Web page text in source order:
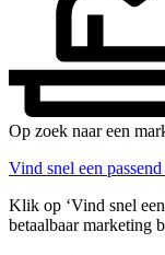
Op zoek naar een
Vind snel een
Klik op ‘Vind snel
betaalbaar marketing